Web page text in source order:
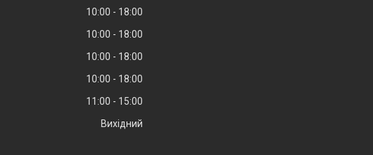
10:00
18:00
10:00
18:00
10:00
18:00
10:00
18:00
11:00
15:00
Вихідний